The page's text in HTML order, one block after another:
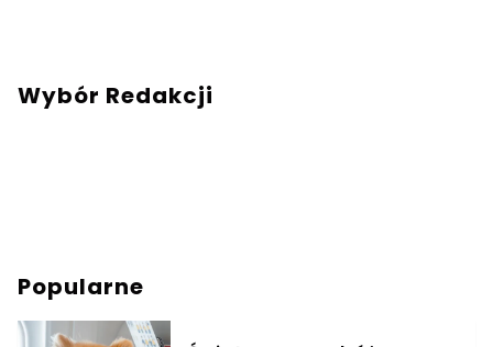
Wybór Redakcji
Popularne